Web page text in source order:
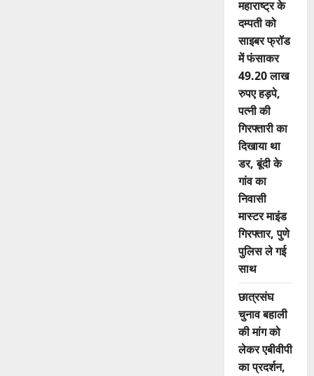
महाराष्ट्र के
दम्पती को
साइबर फ्रॉड
में फंसाकर
49.20 लाख
रुपए हड़पे,
पत्नी की
गिरफ्तारी का
दिखाया था
डर, बूंदी के
गांव का
निवासी
मास्टर माइंड
गिरफ्तार, पुणे
पुलिस ले गई
साथ
छात्रसंघ
चुनाव बहाली
की मांग को
लेकर एबीवीपी
का प्रदर्शन,